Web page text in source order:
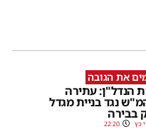
את הגובה
הנדל"ן: עתירה
נגד בניית מגדל
בבירה
כץ 22:20